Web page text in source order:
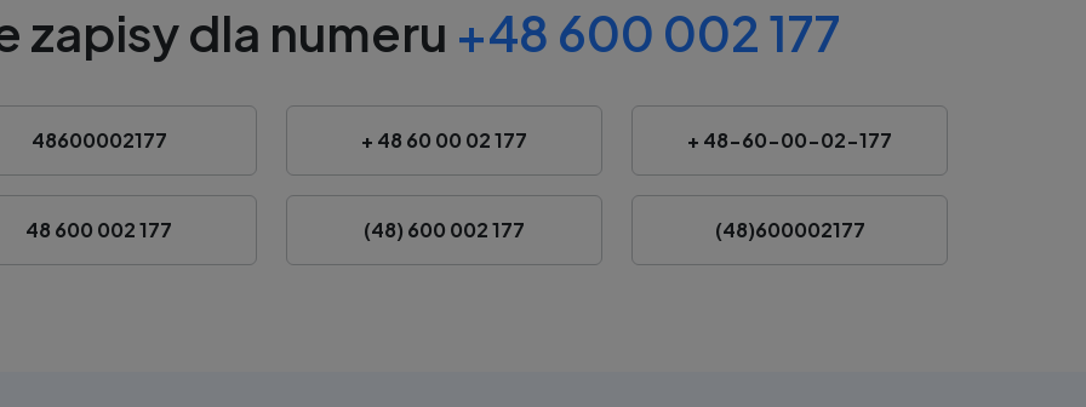
zapisy dla numeru +48 600 002 177
48600002177 + 48 60 00 02 177 + 48-60-00-02-177
48 600 002 177 (48) 600 002 177 (48)600002177